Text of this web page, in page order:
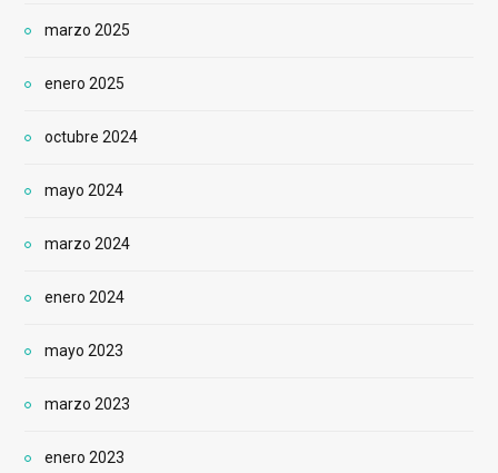
marzo 2025
enero 2025
octubre 2024
mayo 2024
marzo 2024
enero 2024
mayo 2023
marzo 2023
enero 2023